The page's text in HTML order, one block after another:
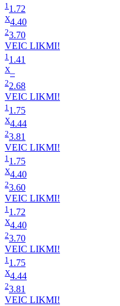
1 1.72
X4.40
23.70
VEIC LIKMI!
1 1.41
X–
22.68
VEIC LIKMI!
1 1.75
X4.44
23.81
VEIC LIKMI!
1 1.75
X4.40
23.60
VEIC LIKMI!
1 1.72
X4.40
23.70
VEIC LIKMI!
1 1.75
X4.44
23.81
VEIC LIKMI!